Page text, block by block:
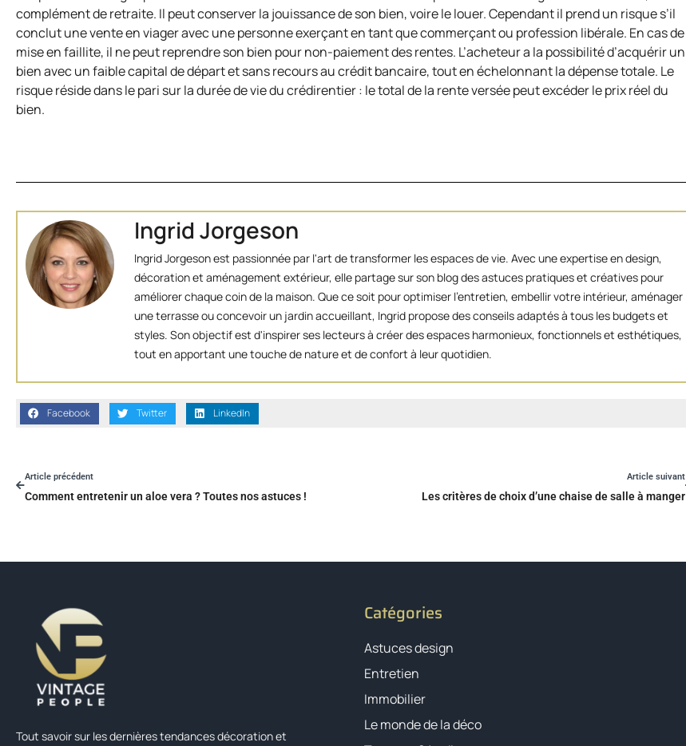
complément de retraite. Il peut conserver la jouissance de son bien, voire le louer. Cependant il prend un risque s’il
conclut une vente en viager avec une personne exerçant en tant que commerçant ou profession libérale. En cas de
mise en faillite, il ne peut reprendre son bien pour non-paiement des rentes. L’acheteur a la possibilité d’acquérir un
bien avec un faible capital de départ et sans recours au crédit bancaire, tout en échelonnant la dépense totale. Le
risque réside dans le pari sur la durée de vie du crédirentier : le total de la rente versée peut excéder le prix réel du
bien.
Ingrid Jorgeson
Ingrid Jorgeson est passionnée par l'art de transformer les espaces de vie. Avec une expertise en design,
décoration et aménagement extérieur, elle partage sur son blog des astuces pratiques et créatives pour
améliorer chaque coin de la maison. Que ce soit pour optimiser l’entretien, embellir votre intérieur, aménager
une terrasse ou concevoir un jardin accueillant, Ingrid propose des conseils adaptés à tous les budgets et
styles. Son objectif est d'inspirer ses lecteurs à créer des espaces harmonieux, fonctionnels et esthétiques,
tout en apportant une touche de nature et de confort à leur quotidien.
Facebook Twitter LinkedIn
Article précédent
Comment entretenir un aloe vera ? Toutes nos astuces !
Article suivant
Les critères de choix d’une chaise de salle à manger
Tout savoir sur les dernières tendances décoration et
Catégories
Astuces design
Entretien
Immobilier
Le monde de la déco